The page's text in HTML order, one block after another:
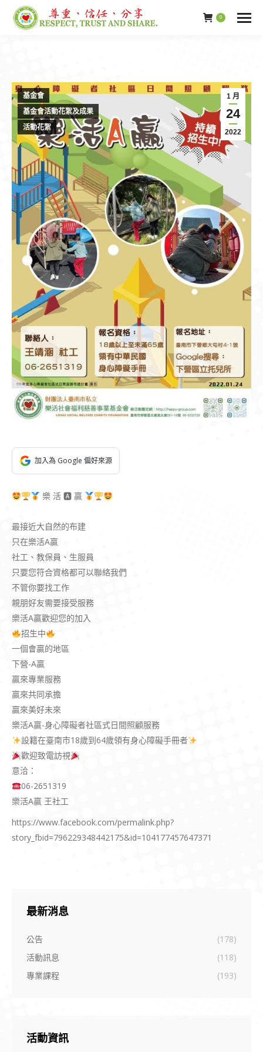
0
1 月
24
2022
基金會
基金會活動花絮及成果
活動花絮
加入為 Google 偏好來源
樂 活 🅰 贏
最接近大自然的布建
只在樂活A贏
社工、教保員、生服員
只要您符合資格都可以聯絡我們
不管你要找工作
親朋好友需要接受服務
樂活A贏歡迎您的加入
招生中
一個會贏的地區
下營-A贏
贏來專業服務
贏來共同承擔
贏來美好未來
樂活A贏-身心障礙者社區式日間照顧服務
設籍在臺南市18歲到64歲領有身心障礙手冊者
歡迎致電訪視
意洽：
06-2651319
樂活A贏 王社工
https://www.facebook.com/permalink.php?
story_fbid=796229348442175&id=104177457647371
最新消息
公告
(178)
活動訊息
(118)
專業課程
(193)
活動資訊